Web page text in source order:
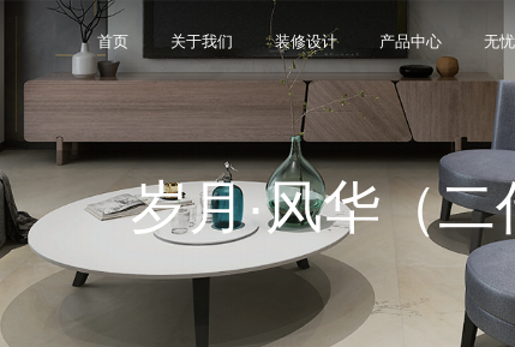
首页 关于我们
丽莎集团有限公司，品牌商标注册于2000年，专注于美化建筑和
砖和陶瓷薄板、大板、岩板等品类，秉承“每个家 都值得拥有蒙娜丽
娜丽莎的微笑作为营销服务的核心精神，使顾客在感受艺术化产品
所带来的精神回报，满足人们多样的生活方式需求。
装修设计
、岩板多种品类，构建起瓷砖产品全屋定制应用体系，通过上万
为大家提供参考和选择。
产品中心
列遵循“无界与本真”的设计主旨，甄选全球珍稀的天然原石作为设
应用美学，以多纹理设计、多质感工艺、多规格的动态组合打破常
情绪空间的无限表达，为人们提供源源不断的美学灵感，创造无界
无
家专卖店和营销网点，打通了线上线下的营销服务渠道，为消
验场景。与此同时，蒙娜丽莎对服务体系进行全新升级，推出“微笑
”系统，全面打通陶瓷大板岩板销售的“最后一公里”，解决消费者家装
。
务的核心精神，使顾客在感受艺术化产品的同时，享受高品质的
满足人们多样的生活方式需求。
理体系，为超百家房地产企业和千万业主提供优质的产品与服
企业的战略合作业务树立典范。岁月·风华（二